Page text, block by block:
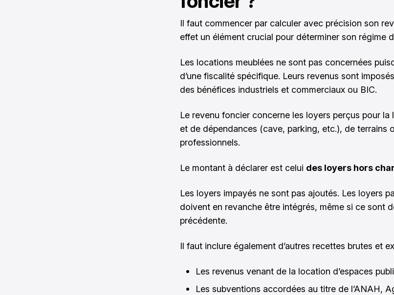
Il faut commencer par calculer avec précision son
effet un élément crucial pour déterminer son régime
Les locations meublées ne sont pas concernées
d’une fiscalité spécifique. Leurs revenus sont
des bénéfices industriels et commerciaux ou BIC.
Le revenu foncier concerne les loyers perçus pour la
et de dépendances (cave, parking, etc.), de terrains
professionnels.
Le montant à déclarer est celui des loyers hors
Les loyers impayés ne sont pas ajoutés. Les loyers
doivent en revanche être intégrés, même si ce sont
précédente.
Il faut inclure également d’autres recettes brutes et
Les revenus venant de la location d’espaces
Les subventions accordées au titre de l’ANAH,